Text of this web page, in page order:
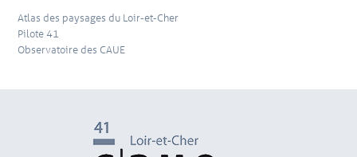
Atlas des paysages du Loir-et-Cher
Pilote 41
Observatoire des CAUE